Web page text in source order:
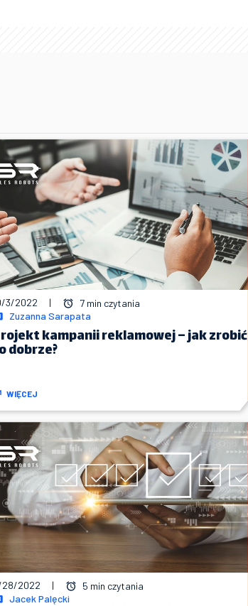
Zuzanna Sarapata
3/2022 | 7 min czytania
kampanii reklamowej – jak zrobić
dobrze?
WIĘCEJ
Jacek Palęcki
2022 | 5 min czytania